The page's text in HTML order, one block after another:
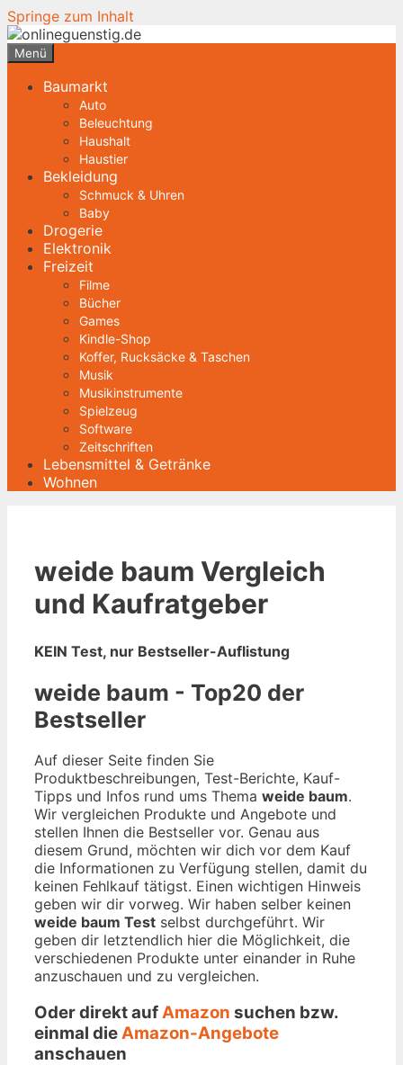
Springe zum Inhalt
Menü
Baumarkt
Auto
Beleuchtung
Haushalt
Haustier
Bekleidung
Schmuck & Uhren
Baby
Drogerie
Elektronik
Freizeit
Filme
Bücher
Games
Kindle-Shop
Koffer, Rucksäcke & Taschen
Musik
Musikinstrumente
Spielzeug
Software
Zeitschriften
Lebensmittel & Getränke
Wohnen
weide baum Vergleich
und Kaufratgeber
KEIN Test, nur Bestseller-Auflistung
weide baum - Top20 der
Bestseller
Auf dieser Seite finden Sie
Produktbeschreibungen, Test-Berichte, Kauf-
Tipps und Infos rund ums Thema weide baum.
Wir vergleichen Produkte und Angebote und
stellen Ihnen die Bestseller vor. Genau aus
diesem Grund, möchten wir dich vor dem Kauf
die Informationen zu Verfügung stellen, damit du
keinen Fehlkauf tätigst. Einen wichtigen Hinweis
geben wir dir vorweg. Wir haben selber keinen
weide baum Test selbst durchgeführt. Wir
geben dir letztendlich hier die Möglichkeit, die
verschiedenen Produkte unter einander in Ruhe
anzuschauen und zu vergleichen.
Oder direkt aufAmazon suchen bzw.
einmal dieAmazon-Angebote
anschauen